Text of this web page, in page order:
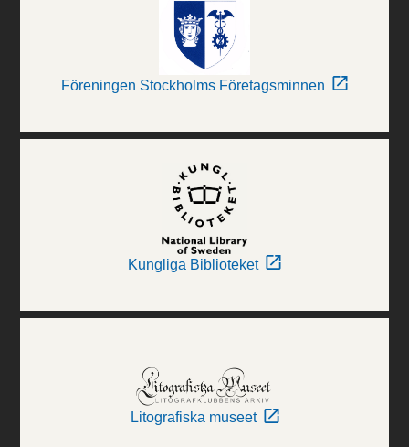
Föreningen Stockholms Företagsminnen
Kungliga Biblioteket
Litografiska museet